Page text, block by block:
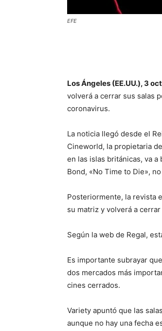
EFE
Los Ángeles (EE.UU.), 3
volverá a cerrar sus salas
coronavirus.
La noticia llegó desde el
Cineworld, la propietaria
en las islas británicas, va
Bond, «No Time to Die»,
Posteriormente, la revista
su matriz y volverá a
Según la web de Regal,
Es importante subrayar
dos mercados más
cines cerrados.
Variety apuntó que las
aunque no hay una fecha